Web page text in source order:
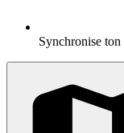
Synchronise